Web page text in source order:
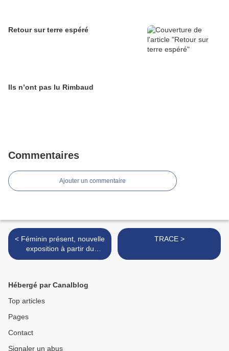
Retour sur terre espéré
Ils n’ont pas lu Rimbaud
Commentaires
Ajouter un commentaire
< Féminin présent, nouvelle
exposition à partir du
samedi 26 septembre de à
TRACE >
Hébergé par Canalblog
Top articles
Pages
Contact
Signaler un abus